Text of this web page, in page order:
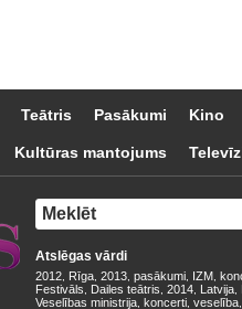
Teātris Pasākumi Kino
Kultūras mantojums
Atslēgas vārdi
2012 Rīga 2013 pasākumi IZM
Festivāls
Dailes teātris 2014 Latvija
Veselības ministrija koncerti veselība